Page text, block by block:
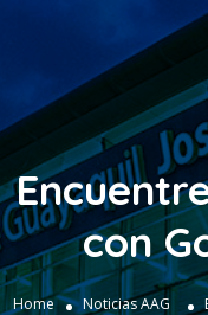
con
Home Noticias AAG